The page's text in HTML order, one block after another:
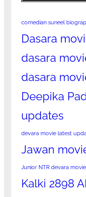
comedian suneel
Dasara
dasara
dasara
Deepika
updates
devara movie latest
Jawan
Junior NTR devara
Kalki 2898